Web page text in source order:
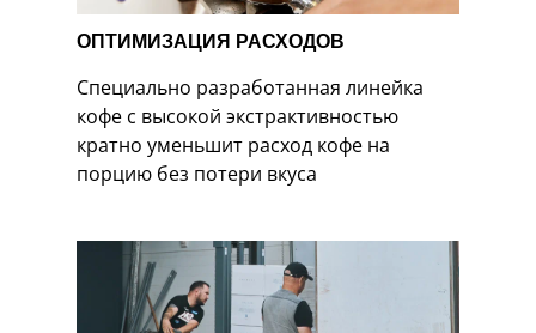
ОПТИМИЗАЦИЯ РАСХОДОВ
Специально разработанная линейка
кофе с высокой экстрактивностью
кратно уменьшит расход кофе на
порцию без потери вкуса